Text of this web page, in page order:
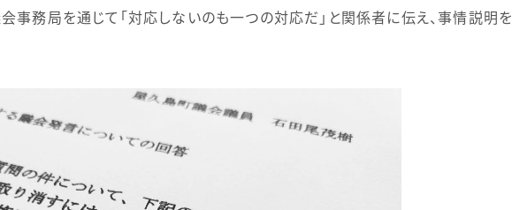
事務局を通じて「対応しないのも一つの対応だ」と関係者に伝え、事情説明を